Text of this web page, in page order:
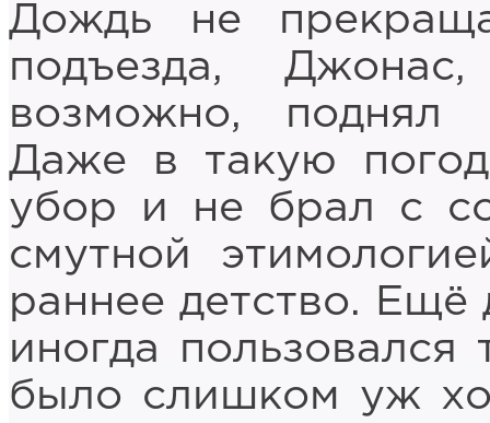
Дождь не
подъезда,
возможно, поднял
Даже в такую
убор и не брал с
смутной
раннее детство.
иногда пользовался
было слишком уж